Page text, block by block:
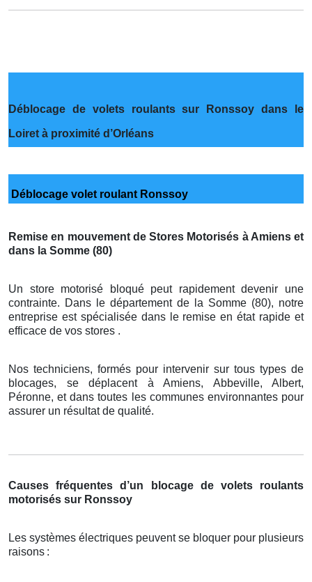
Déblocage de volets roulants sur Ronssoy dans le
Loiret à proximité d’Orléans
Déblocage volet roulant Ronssoy
Remise en mouvement de Stores Motorisés à Amiens et
dans la Somme (80)
Un store motorisé bloqué peut rapidement devenir une
contrainte. Dans le département de la Somme (80), notre
entreprise est spécialisée dans le remise en état rapide et
efficace de vos stores .
Nos techniciens, formés pour intervenir sur tous types de
blocages, se déplacent à Amiens, Abbeville, Albert,
Péronne, et dans toutes les communes environnantes pour
assurer un résultat de qualité.
Causes fréquentes d’un blocage de volets roulants
motorisés sur Ronssoy
Les systèmes électriques peuvent se bloquer pour plusieurs
raisons :